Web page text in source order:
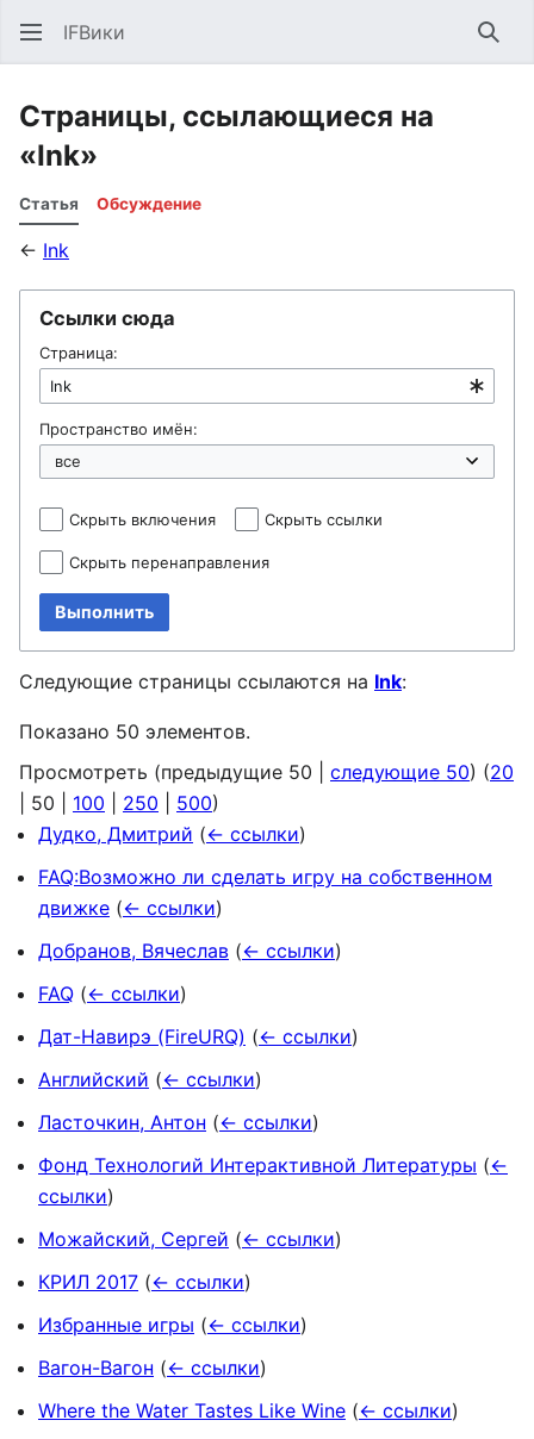
IFВики
Страницы, ссылающиеся на
«Ink»
Статья Обсуждение
← Ink
Ссылки сюда
Страница:
Пространство имён:
Скрыть включения Скрыть ссылки
Скрыть перенаправления
Выполнить
Следующие страницы ссылаются на Ink:
Показано 50 элементов.
Просмотреть (предыдущие 50 следующие 50) (20
50 100 250 500)
Дудко, Дмитрий (← ссылки)
FAQ:Возможно ли сделать игру на собственном
движке (← ссылки)
Добранов, Вячеслав (← ссылки)
FAQ (← ссылки)
Дат-Навирэ (FireURQ) (← ссылки)
Английский (← ссылки)
Ласточкин, Антон (← ссылки)
Фонд Технологий Интерактивной Литературы (←
ссылки)
Можайский, Сергей (← ссылки)
КРИЛ 2017 (← ссылки)
Избранные игры (← ссылки)
Вагон-Вагон (← ссылки)
Where the Water Tastes Like Wine (← ссылки)